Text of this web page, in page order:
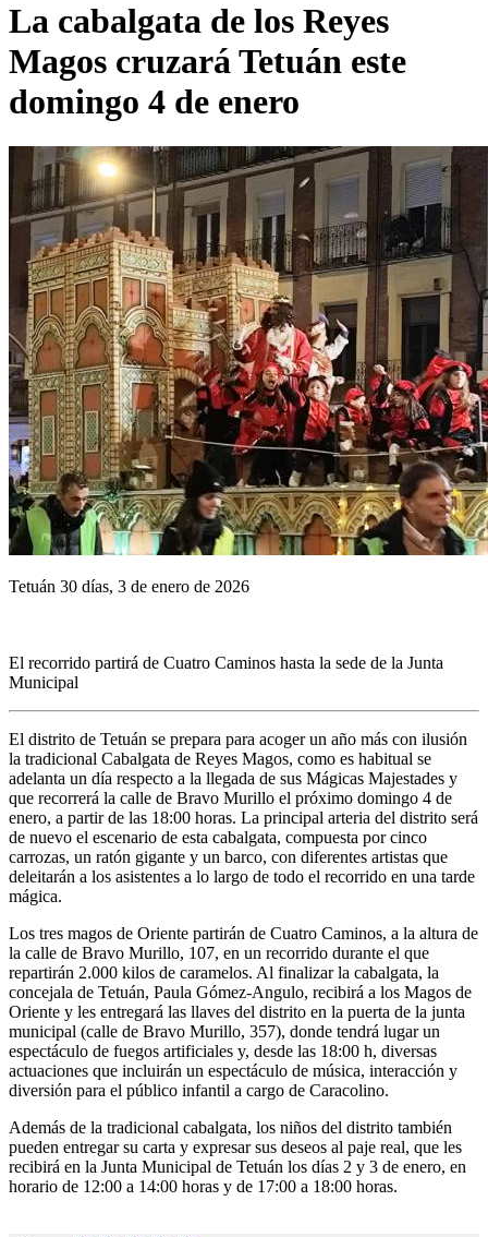
La cabalgata de los Reyes
Magos cruzará Tetuán este
domingo 4 de enero
Tetuán 30 días, 3 de enero de 2026
El recorrido partirá de Cuatro Caminos hasta la sede de la Junta
Municipal
El distrito de Tetuán se prepara para acoger un año más con ilusión
la tradicional Cabalgata de Reyes Magos, como es habitual se
adelanta un día respecto a la llegada de sus Mágicas Majestades y
que recorrerá la calle de Bravo Murillo el próximo domingo 4 de
enero, a partir de las 18:00 horas. La principal arteria del distrito será
de nuevo el escenario de esta cabalgata, compuesta por cinco
carrozas, un ratón gigante y un barco, con diferentes artistas que
deleitarán a los asistentes a lo largo de todo el recorrido en una tarde
mágica.
Los tres magos de Oriente partirán de Cuatro Caminos, a la altura de
la calle de Bravo Murillo, 107, en un recorrido durante el que
repartirán 2.000 kilos de caramelos. Al finalizar la cabalgata, la
concejala de Tetuán, Paula Gómez-Angulo, recibirá a los Magos de
Oriente y les entregará las llaves del distrito en la puerta de la junta
municipal (calle de Bravo Murillo, 357), donde tendrá lugar un
espectáculo de fuegos artificiales y, desde las 18:00 h, diversas
actuaciones que incluirán un espectáculo de música, interacción y
diversión para el público infantil a cargo de Caracolino.
Además de la tradicional cabalgata, los niños del distrito también
pueden entregar su carta y expresar sus deseos al paje real, que les
recibirá en la Junta Municipal de Tetuán los días 2 y 3 de enero, en
horario de 12:00 a 14:00 horas y de 17:00 a 18:00 horas.